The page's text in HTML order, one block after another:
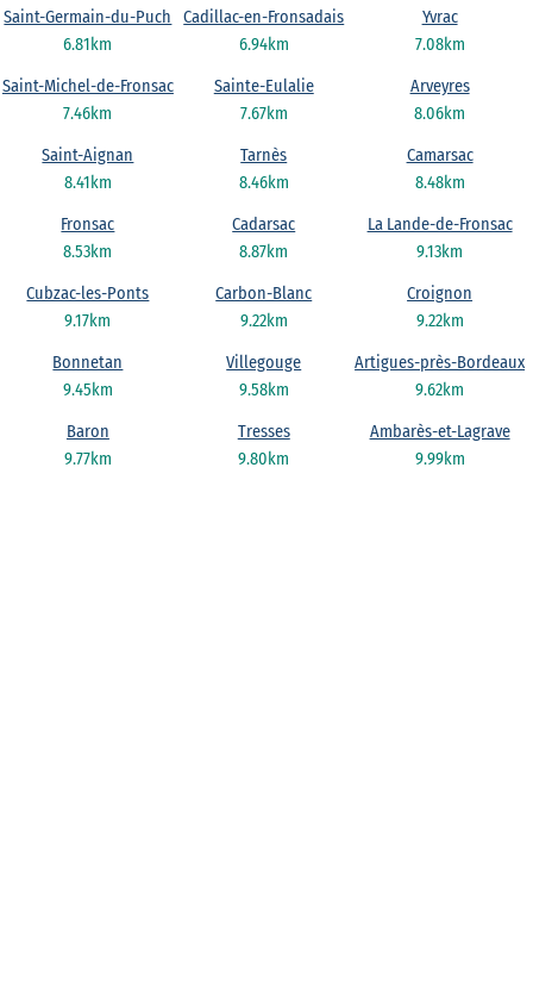
6.81km
Saint-Germain-du-Puch
6.94km
Cadillac-en-Fronsadais
7.08km
Yvrac
7.46km
Saint-Michel-de-Fronsac
7.67km
Sainte-Eulalie
8.06km
Arveyres
8.41km
Saint-Aignan
8.46km
Tarnès
8.48km
Camarsac
8.53km
Fronsac
8.87km
Cadarsac
9.13km
La Lande-de-Fronsac
9.17km
Cubzac-les-Ponts
9.22km
Carbon-Blanc
9.22km
Croignon
9.45km
Bonnetan
9.58km
Villegouge
9.62km
Artigues-près-Bordeaux
9.77km
Baron
9.80km
Tresses
9.99km
Ambarès-et-Lagrave